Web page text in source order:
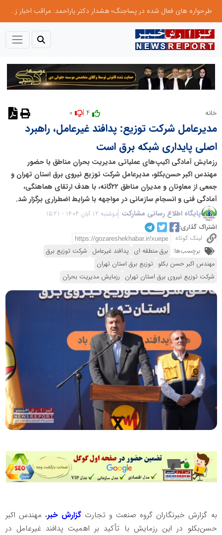
طرحواره های فعال شده در پساجنگ؛ هشدار دکتر یاراحمد: مراقب اخبار زرد و واکنش های هیجانی باشید
خانه
مدیرعامل شرکت توزیع: پدافند غیرعامل، راهبرد
اصلی پایداری شبکه برق است
رزمایش آمادگی اکیپ‌های عملیاتی مدیریت بحران مناطق با حضور
مهندس اکبر حسن‌بکلو، مدیرعامل شرکت توزیع نیروی برق استان تهران و
جمعی از معاونان و مدیران مناطق ۲۲گانه، با هدف ارتقای هماهنگی،
آمادگی فنی و انسجام سازمانی در مواجهه با شرایط اضطراری برگزار شد.
پایگاه اطلاع رسانی مشارکت دوشنبه 12 آبان 1404 - 15:21
اشتراک گذاری:
لینک کوتاه
برچسب‌ها: برق منطقه ای پدافند غیرعامل شرکت توزیع برق
مهندس اکبر حسن بکلو توزیع برق استان تهران
شرکت توزیع نیروی برق استان تهران رزمایش مدیریت بحران
به گزارش خبرنگاران گروه صنعت و تجارتگزارش خبر، مهندس اکبر
حسن‌بکلو در این رزمایش با تأکید بر اهمیت پدافند غیرعامل در